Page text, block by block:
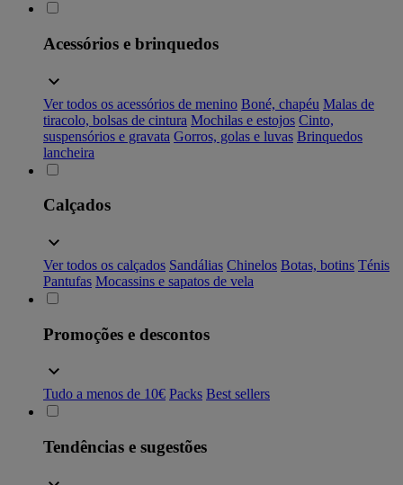
Acessórios e brinquedos
Ver todos os acessórios de menino Boné, chapéu Malas de
tiracolo, bolsas de cintura Mochilas e estojos Cinto,
suspensórios e gravata Gorros, golas e luvas Brinquedos
lancheira
Calçados
Ver todos os calçados Sandálias Chinelos Botas, botins Ténis
Pantufas Mocassins e sapatos de vela
Promoções e descontos
Tudo a menos de 10€ Packs Best sellers
Tendências e sugestões